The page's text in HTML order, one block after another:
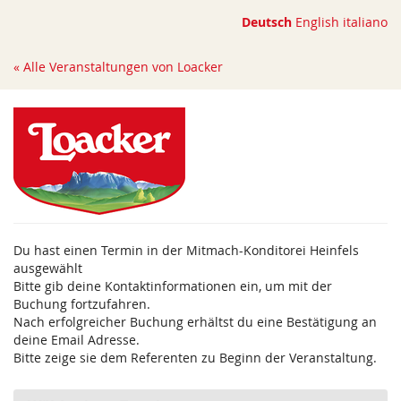
springen
Deutsch English italiano
« Alle Veranstaltungen von Loacker
Du hast einen Termin in der Mitmach-Konditorei Heinfels
ausgewählt
Bitte gib deine Kontaktinformationen ein, um mit der
Buchung fortzufahren.
Nach erfolgreicher Buchung erhältst du eine Bestätigung an
deine Email Adresse.
Bitte zeige sie dem Referenten zu Beginn der Veranstaltung.